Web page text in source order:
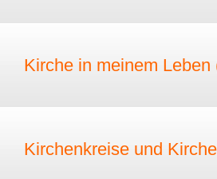
Kirche in meinem
Kirchenkreise und